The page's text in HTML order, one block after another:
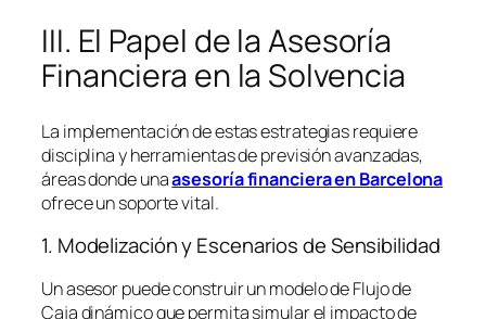
III. El Papel de la Asesoría
Financiera en la Solvencia
La implementación de estas estrategias requiere
disciplina y herramientas de previsión avanzadas,
áreas donde unaasesoría financiera en Barcelona
ofrece un soporte vital.
1. Modelización y Escenarios de Sensibilidad
Un asesor puede construir un modelo de Flujo de
Caja dinámico que permita simular el impacto de